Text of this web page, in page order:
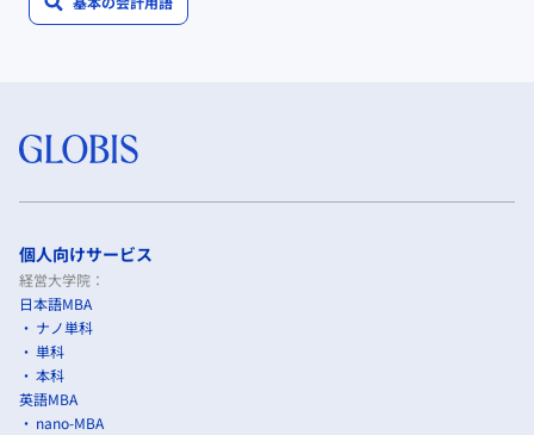
個人向けサービス
経営大学院：
日本語MBA
ナノ単科
単科
本科
英語MBA
nano-MBA